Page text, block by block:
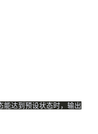
达到预设状态时，输出